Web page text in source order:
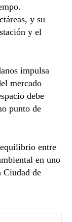
y su
y el
impulsa
mercado
debe
punto de
entre
en uno
Ciudad de